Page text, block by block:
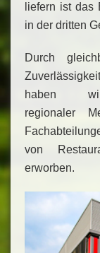
liefern ist das
in der dritten
Durch
haben
regionaler
von
erworben.